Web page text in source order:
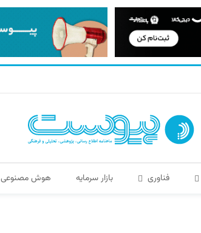
فناوری بازار سرمایه هوش مصنوعی